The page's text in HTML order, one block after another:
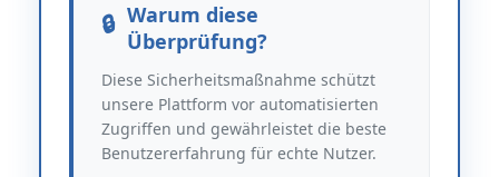
Warum diese
Überprüfung?
Diese Sicherheitsmaßnahme schützt
unsere Plattform vor automatisierten
Zugriffen und gewährleistet die beste
Benutzererfahrung für echte Nutzer.